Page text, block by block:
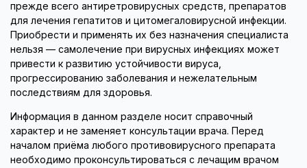
прежде всего антиретровирусных средств, препаратов
для лечения гепатитов и цитомегаловирусной инфекции.
Приобрести и применять их без назначения специалиста
нельзя — самолечение при вирусных инфекциях может
привести к развитию устойчивости вируса,
прогрессированию заболевания и нежелательным
последствиям для здоровья.
Информация в данном разделе носит справочный
характер и не заменяет консультации врача. Перед
началом приёма любого противовирусного препарата
необходимо проконсультироваться с лечащим врачом